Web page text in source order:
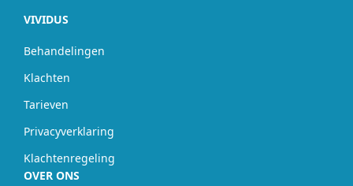
VIVIDUS
Behandelingen
Klachten
Tarieven
Privacyverklaring
Klachtenregeling
OVER ONS